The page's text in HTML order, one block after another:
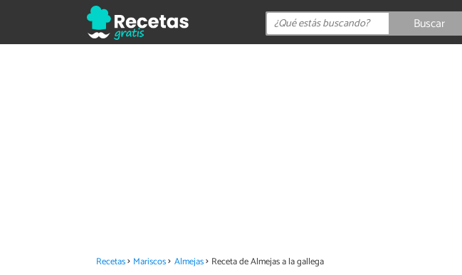
Buscar
Recetas Mariscos Almejas Receta de Almejas a la gallega